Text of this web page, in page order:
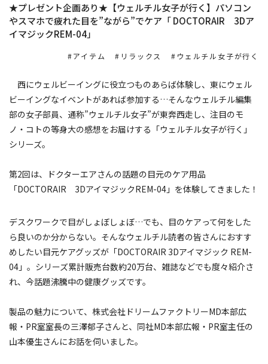
★プレゼント企画あり★【ウェルチル女子が行く】パソコン
やスマホで疲れた目を”ながら”でケア「 DOCTORAIR 3Dア
イマジックREM-04」
アイテム リラックス ウェルチル女子が行く
西にウェルビーイングに役立つものあらば体験し、東にウェル
ビーイングなイベントがあれば参加する…そんなウェルチル編集
部の女子部員、通称”ウェルチル女子”が東奔西走し、注目のモ
ノ・コトの等身大の感想をお届けする「ウェルチル女子が行く」
シリーズ。
第2回は、ドクターエアさんの話題の目元のケア用品
「DOCTORAIR 3DアイマジックREM-04」を体験してきました！
デスクワークで目がしょぼしょぼ…でも、目のケアって何をした
ら良いのか分からない。そんなウェルチル読者の皆さんにおすす
めしたい目元ケアグッズが「DOCTORAIR 3Dアイマジック REM-
04」。シリーズ累計販売台数約20万台、雑誌などでも度々紹介さ
れ、今話題沸騰中の健康グッズです。
製品の魅力について、株式会社ドリームファクトリーMD本部広
報・PR室室長の三澤郁子さんと、同社MD本部広報・PR室主任の
山本優生さんにお話を伺いました。